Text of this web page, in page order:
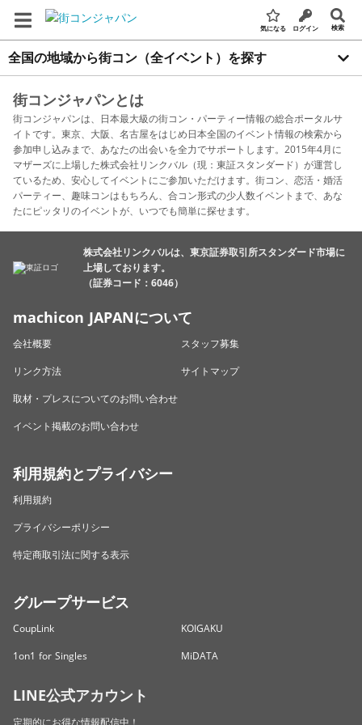
気になる ログイン 検索
全国の地域から街コン（全イベント）を探す
街コンジャパンとは
街コンジャパンは、日本最大級の街コン・パーティー情報の総合ポータルサ
イトです。東京、大阪、名古屋をはじめ日本全国のイベント情報の検索から
参加申し込みまで、あなたの出会いを全力でサポートします。2015年4月に
マザーズに上場した株式会社リンクバル（現：東証スタンダード）が運営し
ているため、安心してイベントにご参加いただけます。街コン、恋活・婚活
パーティー、趣味コンはもちろん、合コン形式の少人数イベントまで、あな
たにピッタリのイベントが、いつでも簡単に探せます。
株式会社リンクバルは、東京証券取引所スタンダード市場に
上場しております。
（証券コード：6046）
machicon JAPANについて
会社概要
スタッフ募集
リンク方法
サイトマップ
取材・プレスについてのお問い合わせ
イベント掲載のお問い合わせ
利用規約とプライバシー
利用規約
プライバシーポリシー
特定商取引法に関する表示
グループサービス
CoupLink
KOIGAKU
1on1 for Singles
MiDATA
LINE公式アカウント
定期的にお得な情報配信中！